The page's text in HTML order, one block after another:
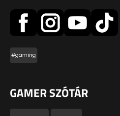
#gaming
GAMER SZÓTÁR